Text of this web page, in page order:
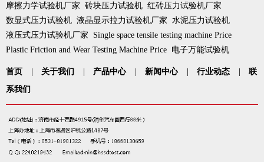
摩擦力学试验机厂家 砖块压力试验机 红砖压力试验机厂家
数显式压力试验机 液晶显示拉力试验机厂家 水泥压力试验机
液压式压力试验机厂家
Single space tensile testing machine Price
Plastic Friction and Wear Testing Machine Price 电子万能试验机
首页 | 关于我们 | 产品中心 | 新闻中心 | 行业动态 |
联
系我们